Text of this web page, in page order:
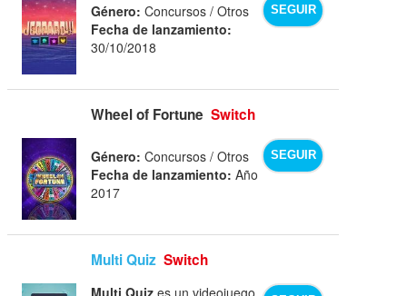
SEGUIR
Género: Concursos / Otros
Fecha de lanzamiento:
30/10/2018
Wheel of Fortune Switch
SEGUIR
Género: Concursos / Otros
Fecha de lanzamiento: Año
2017
Multi Quiz Switch
Multi Quiz es un videojuego